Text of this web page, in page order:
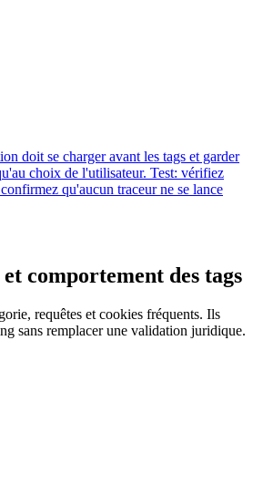
doit se charger avant les tags et garder
choix de l'utilisateur. Test: vérifiez
qu'aucun traceur ne se lance
comportement des tags
requêtes et cookies fréquents. Ils
sans remplacer une validation juridique.